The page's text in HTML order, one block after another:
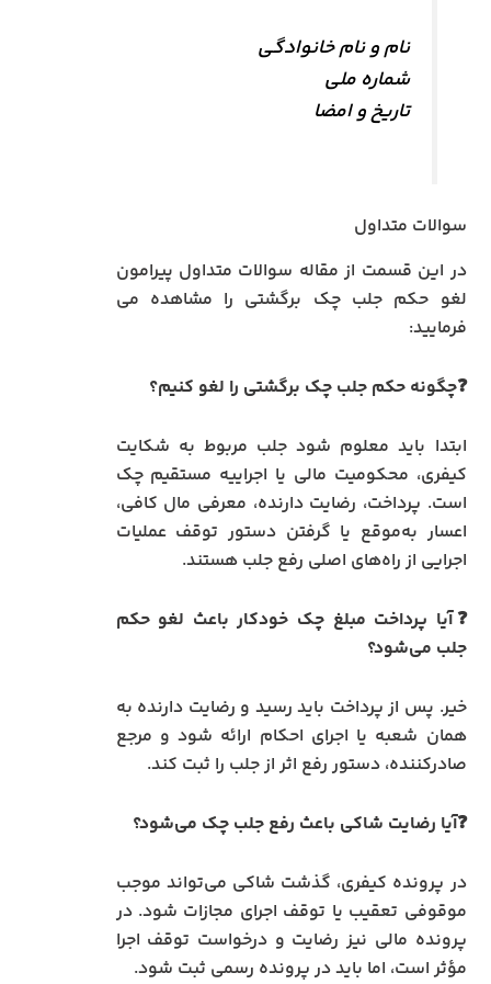
نام و نام خانوادگی
شماره ملی
تاریخ و امضا
سوالات متداول
در این قسمت از مقاله سوالات متداول پیرامون
لغو حکم جلب چک برگشتی را مشاهده می
فرمایید:
❓چگونه حکم جلب چک برگشتی را لغو کنیم؟
ابتدا باید معلوم شود جلب مربوط به شکایت
کیفری، محکومیت مالی یا اجراییه مستقیم چک
است. پرداخت، رضایت دارنده، معرفی مال کافی،
اعسار به‌موقع یا گرفتن دستور توقف عملیات
اجرایی از راه‌های اصلی رفع جلب هستند.
❓آیا پرداخت مبلغ چک خودکار باعث لغو حکم
جلب می‌شود؟
خیر. پس از پرداخت باید رسید و رضایت دارنده به
همان شعبه یا اجرای احکام ارائه شود و مرجع
صادرکننده، دستور رفع اثر از جلب را ثبت کند.
❓آیا رضایت شاکی باعث رفع جلب چک می‌شود؟
در پرونده کیفری، گذشت شاکی می‌تواند موجب
موقوفی تعقیب یا توقف اجرای مجازات شود. در
پرونده مالی نیز رضایت و درخواست توقف اجرا
مؤثر است، اما باید در پرونده رسمی ثبت شود.